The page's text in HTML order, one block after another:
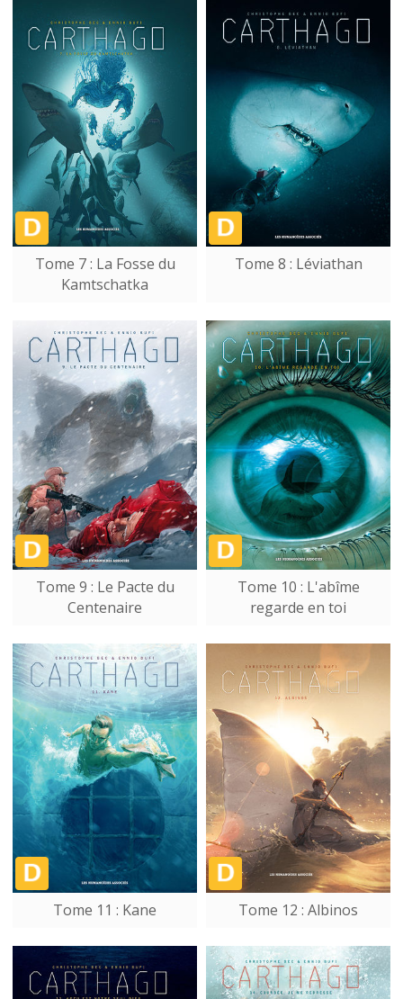
Tome 7 : La Fosse du
Kamtschatka
Tome 8 : Léviathan
Tome 9 : Le Pacte du
Centenaire
Tome 10 : L'abîme
regarde en toi
Tome 11 : Kane Tome 12 : Albinos